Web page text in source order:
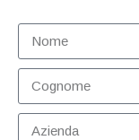
Confronto